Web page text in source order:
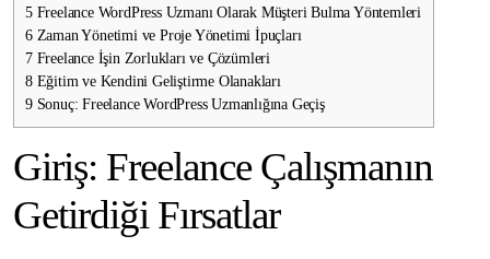
5Freelance WordPress Uzmanı Olarak Müşteri Bulma Yöntemleri
6Zaman Yönetimi ve Proje Yönetimi İpuçları
7Freelance İşin Zorlukları ve Çözümleri
8Eğitim ve Kendini Geliştirme Olanakları
9Sonuç: Freelance WordPress Uzmanlığına Geçiş
Giriş: Freelance Çalışmanın
Getirdiği Fırsatlar